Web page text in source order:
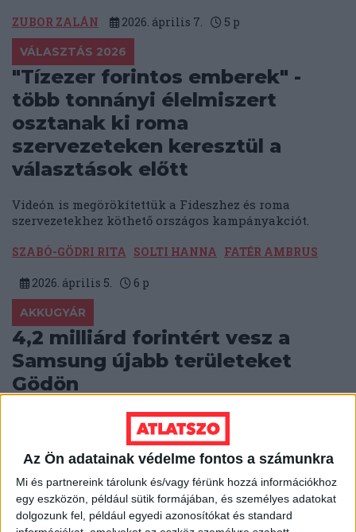
Az Ön adatainak védelme fontos a számunkra
Mi és partnereink tárolunk és/vagy férünk hozzá információkhoz
egy eszközön, például sütik formájában, és személyes adatokat
dolgozunk fel, például egyedi azonosítókat és standard
ZUBOR ZALÁN 2026. április 7. 5 p
VÁLASZTÁS 2026
"Tízezer forintos emberek" -
több tonnányi élelmiszert
osztanak ki roma
szervezeteken keresztül a
választások előtt
Videón is megörökítettük a Fideszhez és roma
szervezetekhez köthető országos kampányakciót.
SZABÓ-GÖDRI RITA SOLTI HANNA FATÉR AMBRUS
2026. április 5. 6 p
AKKUGYÁR
4,2 milliárd forintért vesz a
Samsung újabb területeket
Gödön
A Samsung SDI a lakóövezetek felé terjeszkedik Gödön,
hogy az új területen napelemparkot létesítsen. Az
adásvételt Tuzson Bence egykori ügyvédi irodája
bonyolítja.
BODNÁR ZSUZSA 2026. április 2. 5p
KÖZBESZERZÉS